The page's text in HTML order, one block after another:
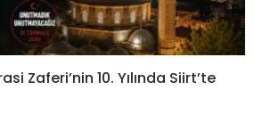
Zaferi’nin 10. Yılında Siirt’te